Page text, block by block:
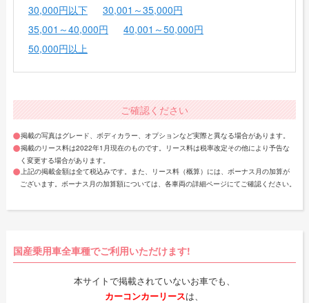
30,000円以下
30,001～35,000円
35,001～40,000円
40,001～50,000円
50,000円以上
ご確認ください
掲載の写真はグレード、ボディカラー、オプションなど実際と異なる場合があります。
掲載のリース料は2022年1月現在のものです。リース料は税率改定その他により予告な
く変更する場合があります。
上記の掲載金額は全て税込みです。また、リース料（概算）には、ボーナス月の加算が
ございます。ボーナス月の加算額については、各車両の詳細ページにてご確認ください。
国産乗用車全車種でご利用いただけます!
本サイトで掲載されていないお車でも、
カーコンカーリースは、